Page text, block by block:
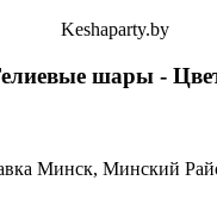
Keshaparty.by
шары -
Минск, Минский